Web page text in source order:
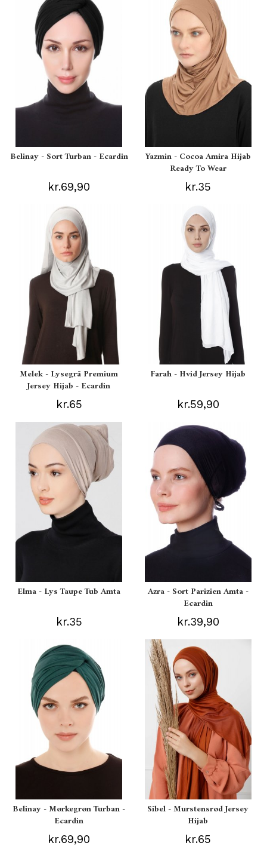
Belinay - Sort Turban - Ecardin
kr.69,90
Yazmin - Cocoa Amira Hijab
Ready To Wear
kr.35
Melek - Lysegrå Premium
Jersey Hijab - Ecardin
kr.65
Farah - Hvid Jersey Hijab
kr.59,90
Elma - Lys Taupe Tub Amta
kr.35
Azra - Sort Parizien Amta -
Ecardin
kr.39,90
Belinay - Mørkegrøn Turban -
Ecardin
kr.69,90
Sibel - Murstensrød Jersey
Hijab
kr.65